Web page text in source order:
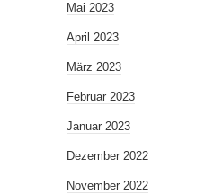
Mai 2023
April 2023
März 2023
Februar 2023
Januar 2023
Dezember 2022
November 2022